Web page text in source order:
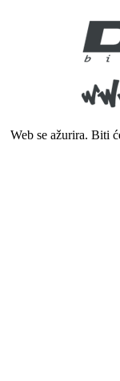
Web se ažurira. Biti